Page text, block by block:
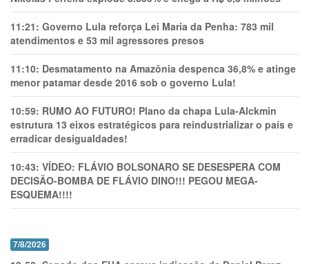
11:21: Governo Lula reforça Lei Maria da Penha: 783 mil
atendimentos e 53 mil agressores presos
11:10: Desmatamento na Amazônia despenca 36,8% e atinge
menor patamar desde 2016 sob o governo Lula!
10:59: RUMO AO FUTURO! Plano da chapa Lula-Alckmin
estrutura 13 eixos estratégicos para reindustrializar o país e
erradicar desigualdades!
10:43: VÍDEO: FLÁVIO BOLSONARO SE DESESPERA COM
DECISÃO-BOMBA DE FLÁVIO DINO!!! PEGOU MEGA-
ESQUEMA!!!!
7/8/2026